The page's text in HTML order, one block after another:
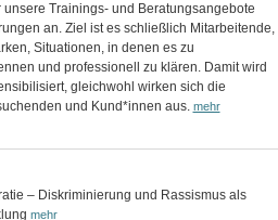
Trainings- und Beratungsangebote
an. Ziel ist es schließlich Mitarbeitende,
Situationen, in denen es zu
und professionell zu klären. Damit wird
gleichwohl wirken sich die
und Kund*innen aus. mehr
– Diskriminierung und Rassismus als
mehr